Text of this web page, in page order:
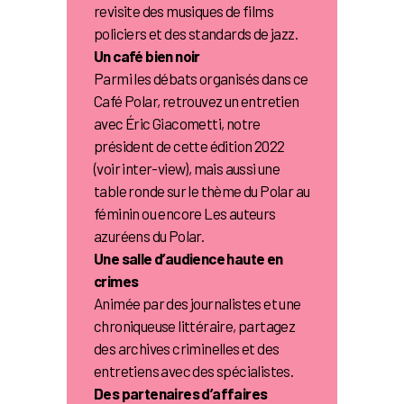
revisite des musiques de films
policiers et des standards de jazz.
Un café bien noir
Parmi les débats organisés dans ce
Café Polar, retrouvez un entretien
avec Éric Giacometti, notre
président de cette édition 2022
(voir inter-view), mais aussi une
table ronde sur le thème du Polar au
féminin ou encore Les auteurs
azuréens du Polar.
Une salle d’audience haute en
crimes
Animée par des journalistes et une
chroniqueuse littéraire, partagez
des archives criminelles et des
entretiens avec des spécialistes.
Des partenaires d’affaires